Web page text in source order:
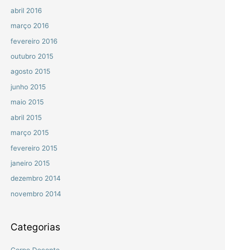
abril 2016
março 2016
fevereiro 2016
outubro 2015
agosto 2015
junho 2015
maio 2015
abril 2015
março 2015
fevereiro 2015
janeiro 2015
dezembro 2014
novembro 2014
Categorias